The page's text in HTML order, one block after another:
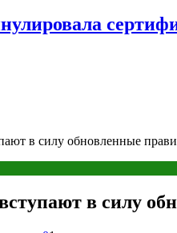
в силу обновленные
в силу